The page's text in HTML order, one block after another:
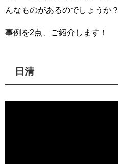
んなものがあるのでしょうか？
事例を2点、ご紹介します！
日清